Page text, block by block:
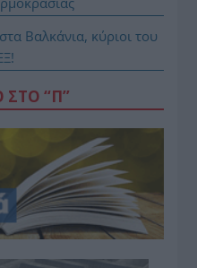
Βαλκάνια, κύριοι του
ΣΤΟ “Π”